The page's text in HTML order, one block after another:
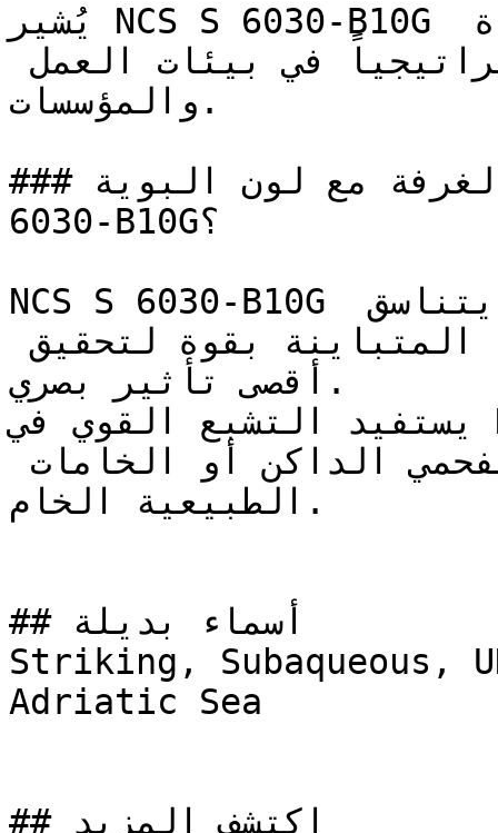
يُشير NCS S 6030-B10G إلى الموثوقية والكفاءة
والمؤسسات.
### كيف أنسق ديكور الغرفة مع لون البوية NCS S
6030-B10G؟
NCS S 6030-B10G هو لون مشبع وعالي الكثافة، يتناسق
أقصى تأثير بصري.
يستفيد التشبع القوي في NCS S 6030-B10G من التأثير
الطبيعية الخام.
## أسماء بديلة
Striking, Subaqueous,
Adriatic Sea
## اكتشف المزيد